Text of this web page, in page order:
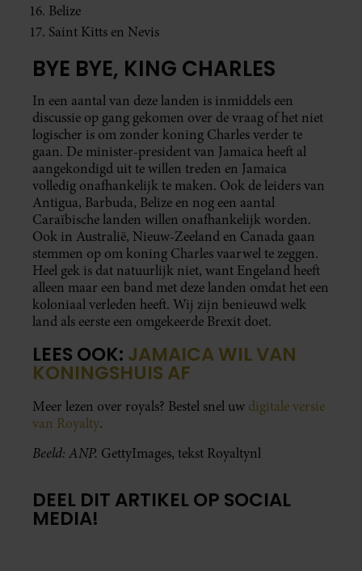
Belize
Saint Kitts en Nevis
BYE BYE, KING CHARLES
In een aantal van deze landen is inmiddels een
discussie op gang gekomen over de vraag of het niet
logischer is om zonder koning Charles verder te
gaan. De minister-president van Jamaica heeft al
aangekondigd uit te willen treden en Jamaica
volledig onafhankelijk te maken. Ook de leiders van
Antigua, Barbuda, Belize en nog een aantal
Caraïbische landen willen onafhankelijk worden.
Ook in Australië, Nieuw-Zeeland en Canada gaan
stemmen op om koning Charles vaarwel te zeggen.
Heel gek is dat natuurlijk niet, want Engeland heeft
alleen maar een band met deze landen omdat het een
koloniaal verleden heeft. Wij zijn benieuwd welk
land als eerste een omgekeerde Brexit doet.
LEES OOK: JAMAICA WIL VAN
KONINGSHUIS AF
Meer lezen over royals? Bestel snel uw digitale versie
van Royalty.
Beeld: ANP. GettyImages, tekst Royaltynl
DEEL DIT ARTIKEL OP SOCIAL
MEDIA!